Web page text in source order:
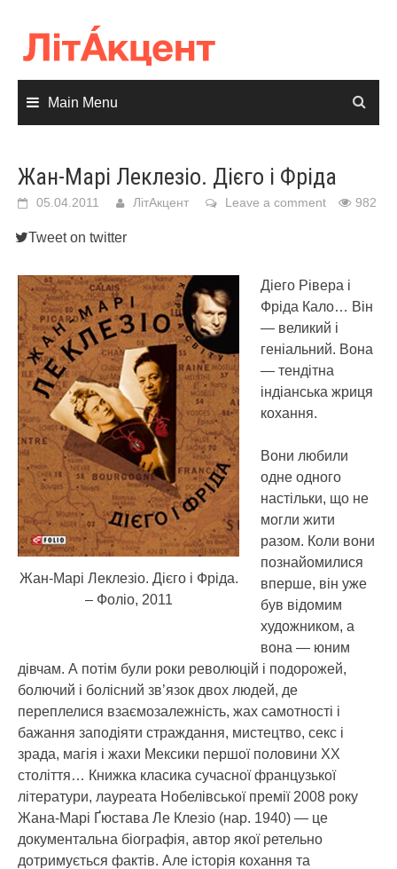
content
Main Menu
Жан-Марі Леклезіо. Дієго і Фріда
05.04.2011 ЛітАкцент Leave a comment 982
Tweet on twitter
Жан-Марі Леклезіо. Дієго і Фріда.
– Фоліо, 2011
Діего Рівера і
Фріда Кало… Він
— великий і
геніальний. Вона
— тендітна
індіанська жриця
кохання.
Вони любили
одне одного
настільки, що не
могли жити
разом. Коли вони
познайомилися
вперше, він уже
був відомим
художником, а
вона — юним
дівчам. А потім були роки революцій і подорожей,
болючий і болісний зв’язок двох людей, де
переплелися взаємозалежність, жах самотності і
бажання заподіяти страждання, мистецтво, секс і
зрада, магія і жахи Мексики першої половини ХХ
століття… Книжка класика сучасної французької
літератури, лауреата Нобелівської премії 2008 року
Жана-Марі Ґюстава Ле Клезіо (нар. 1940) — це
документальна біографія, автор якої ретельно
дотримується фактів. Але історія кохання та